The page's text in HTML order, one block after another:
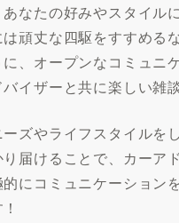
なたの好みやスタイ
頑丈な四駆をすすめ
、オープンなコミュ
イザーと共に楽しい雑
ズやライフスタイル
届けることで、カーア
にコミュニケーション